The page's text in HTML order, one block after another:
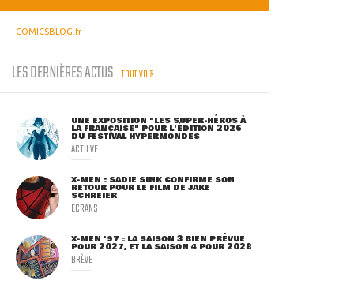
COMICSBLOG.fr
LES DERNIÈRES ACTUS TOUT VOIR
UNE EXPOSITION "LES SUPER-HÉROS À
LA FRANÇAISE" POUR L'ÉDITION 2026
DU FESTIVAL HYPERMONDES
ACTU VF
X-MEN : SADIE SINK CONFIRME SON
RETOUR POUR LE FILM DE JAKE
SCHREIER
ECRANS
X-MEN '97 : LA SAISON 3 BIEN PRÉVUE
POUR 2027, ET LA SAISON 4 POUR 2028
BRÈVE